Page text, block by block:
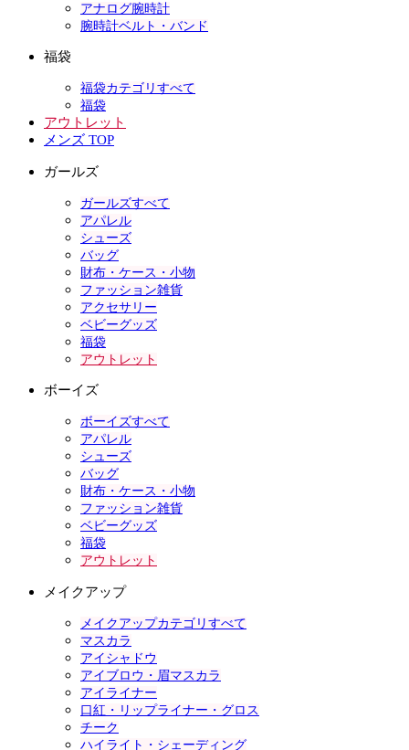
アナログ腕時計
腕時計ベルト・バンド
福袋
福袋カテゴリすべて
福袋
アウトレット
メンズ TOP
ガールズ
ガールズすべて
アパレル
シューズ
バッグ
財布・ケース・小物
ファッション雑貨
アクセサリー
ベビーグッズ
福袋
アウトレット
ボーイズ
ボーイズすべて
アパレル
シューズ
バッグ
財布・ケース・小物
ファッション雑貨
ベビーグッズ
福袋
アウトレット
メイクアップ
メイクアップカテゴリすべて
マスカラ
アイシャドウ
アイブロウ・眉マスカラ
アイライナー
口紅・リップライナー・グロス
チーク
ハイライト・シェーディング